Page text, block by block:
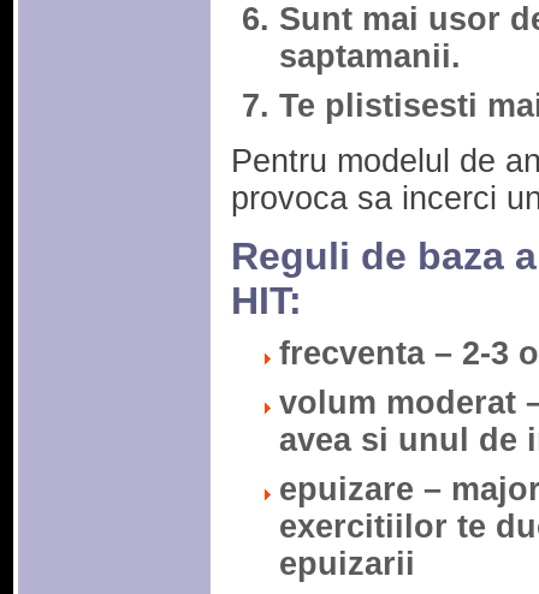
Sunt mai usor
saptamanii.
Te plistisesti
Pentru modelul de
provoca sa incerci
Reguli de baza
HIT:
frecventa – 2-3
volum moderat
avea si unul de
epuizare –
exercitiilor te
epuizarii